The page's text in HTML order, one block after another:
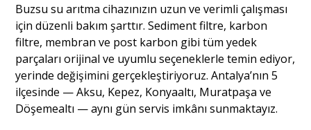
Buzsu su arıtma cihazınızın uzun ve verimli çalışması
için düzenli bakım şarttır. Sediment filtre, karbon
filtre, membran ve post karbon gibi tüm yedek
parçaları orijinal ve uyumlu seçeneklerle temin ediyor,
yerinde değişimini gerçekleştiriyoruz. Antalya’nın 5
ilçesinde — Aksu, Kepez, Konyaaltı, Muratpaşa ve
Döşemealtı — aynı gün servis imkânı sunmaktayız.